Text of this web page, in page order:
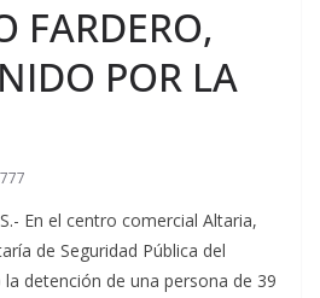
FARDERO,
POR LA
En el centro comercial Altaria,
de Seguridad Pública del
detención de una persona de 39